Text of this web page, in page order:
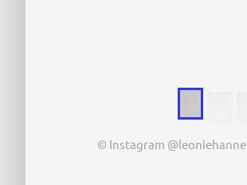
© Instagram @leoniehanne